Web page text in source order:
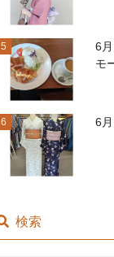
5
6
モ
6 6
検索